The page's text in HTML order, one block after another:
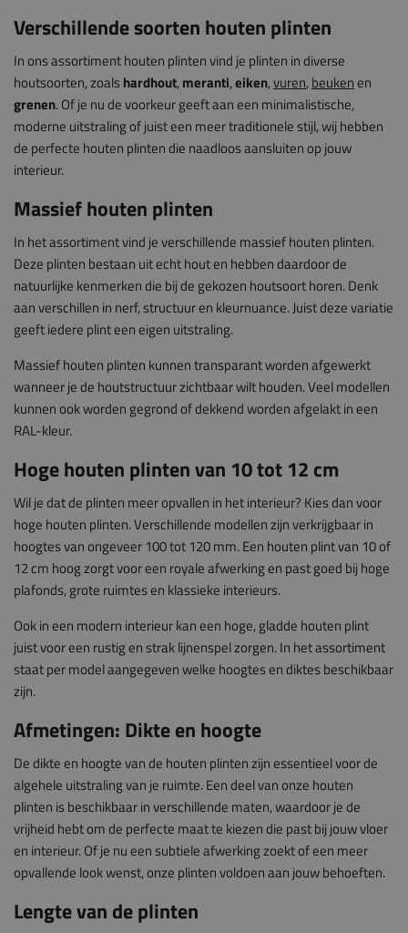
Verschillende soorten houten plinten
In ons assortiment houten plinten vind je plinten in diverse
houtsoorten, zoalshardhout,meranti,eiken,vuren,beukenen
grenen. Of je nu de voorkeur geeft aan een minimalistische,
moderne uitstraling of juist een meer traditionele stijl, wij hebben
de perfecte houten plinten die naadloos aansluiten op jouw
interieur.
Massief houten plinten
In het assortiment vind je verschillende massief houten plinten.
Deze plinten bestaan uit echt hout en hebben daardoor de
natuurlijke kenmerken die bij de gekozen houtsoort horen. Denk
aan verschillen in nerf, structuur en kleurnuance. Juist deze variatie
geeft iedere plint een eigen uitstraling.
Massief houten plinten kunnen transparant worden afgewerkt
wanneer je de houtstructuur zichtbaar wilt houden. Veel modellen
kunnen ook worden gegrond of dekkend worden afgelakt in een
RAL-kleur.
Hoge houten plinten van 10 tot 12 cm
Wil je dat de plinten meer opvallen in het interieur? Kies dan voor
hoge houten plinten. Verschillende modellen zijn verkrijgbaar in
hoogtes van ongeveer 100 tot 120 mm. Een houten plint van 10 of
12 cm hoog zorgt voor een royale afwerking en past goed bij hoge
plafonds, grote ruimtes en klassieke interieurs.
Ook in een modern interieur kan een hoge, gladde houten plint
juist voor een rustig en strak lijnenspel zorgen. In het assortiment
staat per model aangegeven welke hoogtes en diktes beschikbaar
zijn.
Afmetingen: Dikte en hoogte
De dikte en hoogte van de houten plinten zijn essentieel voor de
algehele uitstraling van je ruimte. Een deel van onze houten
plinten is beschikbaar in verschillende maten, waardoor je de
vrijheid hebt om de perfecte maat te kiezen die past bij jouw vloer
en interieur. Of je nu een subtiele afwerking zoekt of een meer
opvallende look wenst, onze plinten voldoen aan jouw behoeften.
Lengte van de plinten